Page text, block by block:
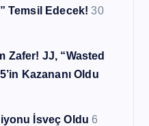
Temsil Edecek! 30
Zafer! JJ, “Wasted
Kazananı Oldu
İsveç Oldu 6